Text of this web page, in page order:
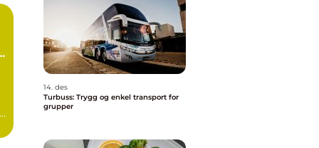
14. des
Turbuss: Trygg og enkel transport for
grupper